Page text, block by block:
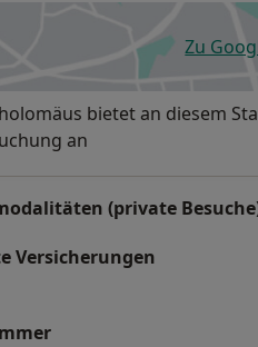
Zu
bietet an diesem
an
(private
Versicherungen